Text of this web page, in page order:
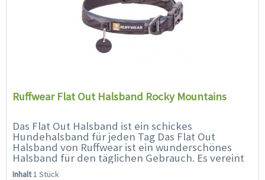
Ruffwear Flat Out Halsband Rocky Mountains
Das Flat Out Halsband ist ein schickes
Hundehalsband für jeden Tag Das Flat Out
Halsband von Ruffwear ist ein wunderschönes
Halsband für den täglichen Gebrauch. Es vereint
lebendige Farben und Muster mit der...
Inhalt1 Stück